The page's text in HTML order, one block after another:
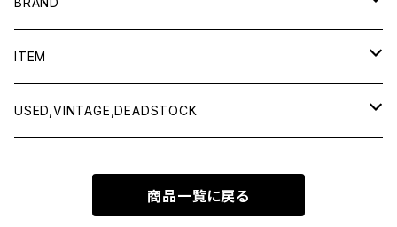
BAICYCLON by bagjack
Baserange
ITEM
Men
USED,VINTAGE,DEADSTOCK
商品一覧に戻る